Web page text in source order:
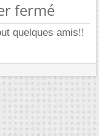
fermé
quelques amis!!